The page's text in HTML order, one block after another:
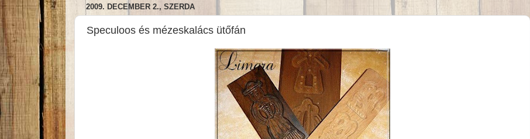
2009. DECEMBER 2., SZERDA
Speculoos és mézeskalács ütőfán